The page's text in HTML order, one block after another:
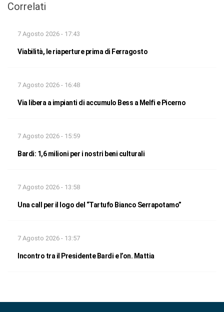
Correlati
7 Agosto 2026 - 17:43
Viabilità, le riaperture prima di Ferragosto
7 Agosto 2026 - 16:48
Via libera a impianti di accumulo Bess a Melfi e Picerno
7 Agosto 2026 - 15:59
Bardi: 1,6 milioni per i nostri beni culturali
7 Agosto 2026 - 13:58
Una call per il logo del “Tartufo Bianco Serrapotamo”
7 Agosto 2026 - 13:57
Incontro tra il Presidente Bardi e l’on. Mattia